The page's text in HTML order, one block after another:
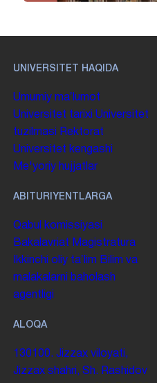
UNIVERSITET HAQIDA
Umumiy maʼlumot
Universitet tarixi Universitet
tuzilmasi
Rektorat
Universitet kengashi
Me'yoriy hujjatlar
ABITURIYENTLARGA
Qabul komissiyasi
Bakalavriat Magistratura
Ikkinchi oliy taʼlim Bilim va
malakalarni baholash
agentligi
ALOQA
130100. Jizzax viloyati,
Jizzax shahri, Sh. Rashidov